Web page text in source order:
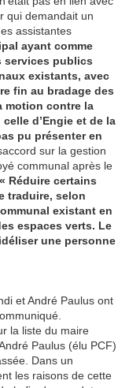
qui demandait un
assistantes
ayant comme
services publics
existants, avec
fin au bradage des
motion contre la
d’Engie et de la
pu présenter en
sur la gestion
communal après le
« Réduire certains
traduire, selon
existant en
espaces verts. Le
une personne
et André Paulus ont
la liste du maire
Paulus (élu PCF)
Dans un
les raisons de cette